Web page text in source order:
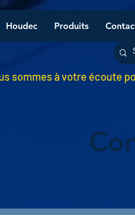
Houdec Produits
sommes à votre écoute